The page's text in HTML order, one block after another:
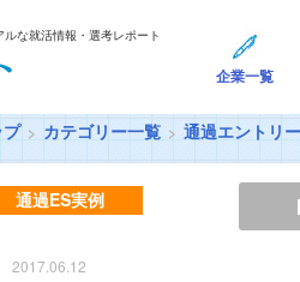
な就活情報・選考レポート
企業一覧
プ カテゴリー一覧 通過エントリ
通過ES実例
2017.06.12